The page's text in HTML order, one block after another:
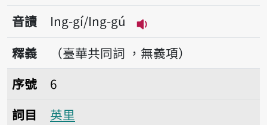
音讀
Ing-gí/Ing-gú
播放音讀Ing-gí/Ing-gú
釋義
（臺華共同詞 ，無義項）
序號6英里
序號
6
詞目
英里